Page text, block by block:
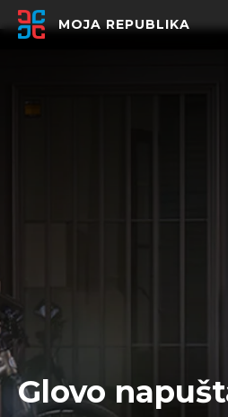
MOJA REPUBLIKA
Glovo